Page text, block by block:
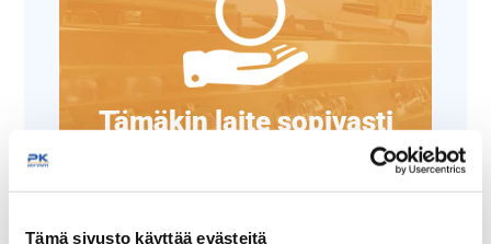
Tämä sivusto käyttää evästeitä
Tämäkin laite sopivasti